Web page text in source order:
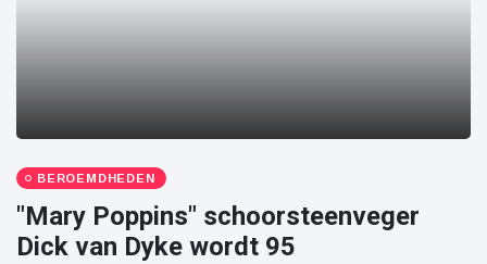
BEROEMDHEDEN
"Mary Poppins" schoorsteenveger
Dick van Dyke wordt 95